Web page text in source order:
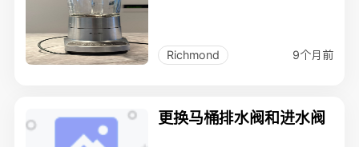
Richmond 9个月前
更换马桶排水阀和进水阀